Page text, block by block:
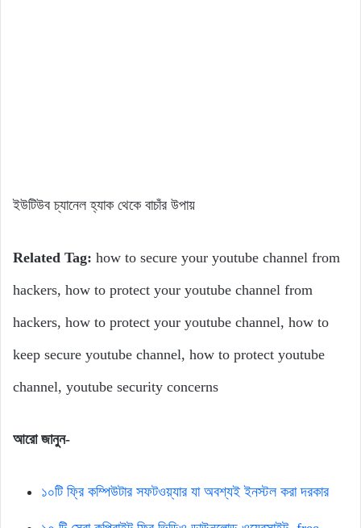
ইউটিউব চ্যানেল হ্যাক থেকে বাচাঁর উপায়
Related Tag: how to secure your youtube channel from
hackers, how to protect your youtube channel from
hackers, how to protect your youtube channel, how to
keep secure youtube channel, how to protect youtube
channel, youtube security concerns
আরো জানুন-
১০টি ফ্রি কম্পিউটার সফটওয়্যার যা অবশ্যই ইনস্টল করা দরকার